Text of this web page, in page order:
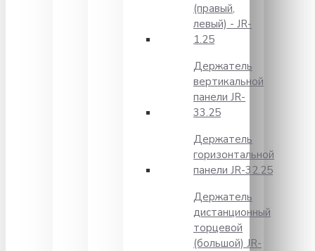
(правый,
левый) - JR-
1.25
Держатель
вертикальной
панели JR-
33.25
Держатель
горизонтальной
панели JR-32.25
Держатель
дистанционный
торцевой
(большой) JR-